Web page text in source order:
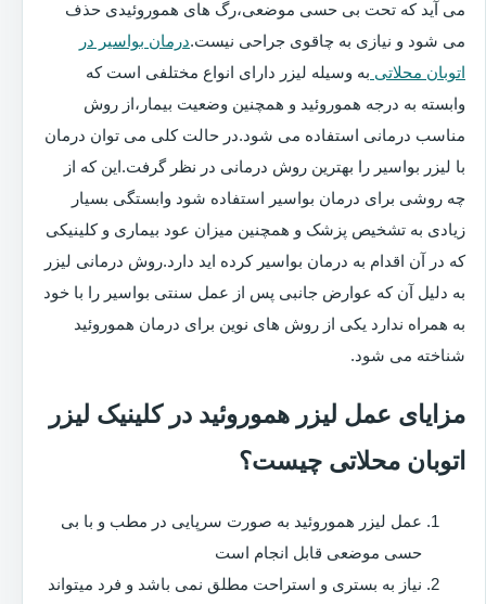
می آید که تحت بی حسی موضعی،رگ های هموروئیدی حذف
می شود و نیازی به چاقوی جراحی نیست.درمان بواسیر در
اتوبان محلاتی به وسیله لیزر دارای انواع مختلفی است که
وابسته به درجه هموروئید و همچنین وضعیت بیمار،از روش
مناسب درمانی استفاده می شود.در حالت کلی می توان درمان
با لیزر بواسیر را بهترین روش درمانی در نظر گرفت.این که از
چه روشی برای درمان بواسیر استفاده شود وابستگی بسیار
زیادی به تشخیص پزشک و همچنین میزان عود بیماری و کلینیکی
که در آن اقدام به درمان بواسیر کرده اید دارد.روش درمانی لیزر
به دلیل آن که عوارض جانبی پس از عمل سنتی بواسیر را با خود
به همراه ندارد یکی از روش های نوین برای درمان هموروئید
شناخته می شود.
مزایای عمل لیزر هموروئید در کلینیک لیزر
اتوبان محلاتی چیست؟
عمل لیزر هموروئید به صورت سرپایی در مطب و با بی
حسی موضعی قابل انجام است
نیاز به بستری و استراحت مطلق نمی باشد و فرد میتواند